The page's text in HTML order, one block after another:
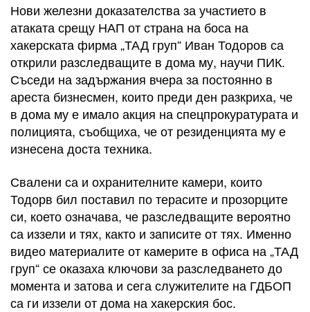
Нови железни доказателства за участието в
атаката срещу НАП от страна на боса на
хакерската фирма „ТАД груп“ Иван Тодоров са
открили разследващите в дома му, научи ПИК.
Съседи на задържания вчера за постоянно в
ареста бизнесмен, които преди ден разкриха, че
в дома му е имало акция на спецпрокуратурата и
полицията, съобщиха, че от резиденцията му е
изнесена доста техника.
Свалени са и охранителните камери, които
Тодорв бил поставил по терасите и прозорците
си, което означава, че разследващите вероятно
са иззели и тях, както и записите от тях. Именно
видео материалите от камерите в офиса на „ТАД
груп“ се оказаха ключови за разследването до
момента и затова и сега служителите на ГДБОП
са ги иззели от дома на хакерския бос.